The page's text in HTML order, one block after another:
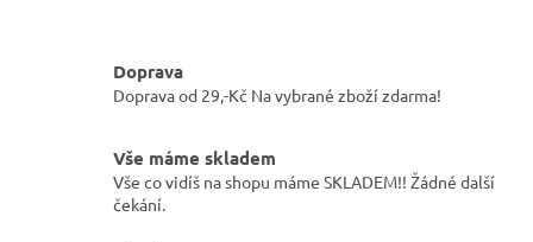
Doprava
Doprava od 29,-Kč Na vybrané zboží zdarma!
Vše máme skladem
Vše co vidíš na shopu máme SKLADEM!! Žádné další
čekání.